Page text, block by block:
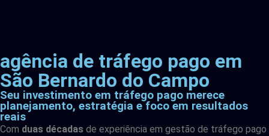
agência de tráfego pago em
São Bernardo do Campo
Seu investimento em tráfego pago merece
planejamento, estratégia e foco em resultados
reais
Com duas décadas de experiência em gestão de tráfego pago